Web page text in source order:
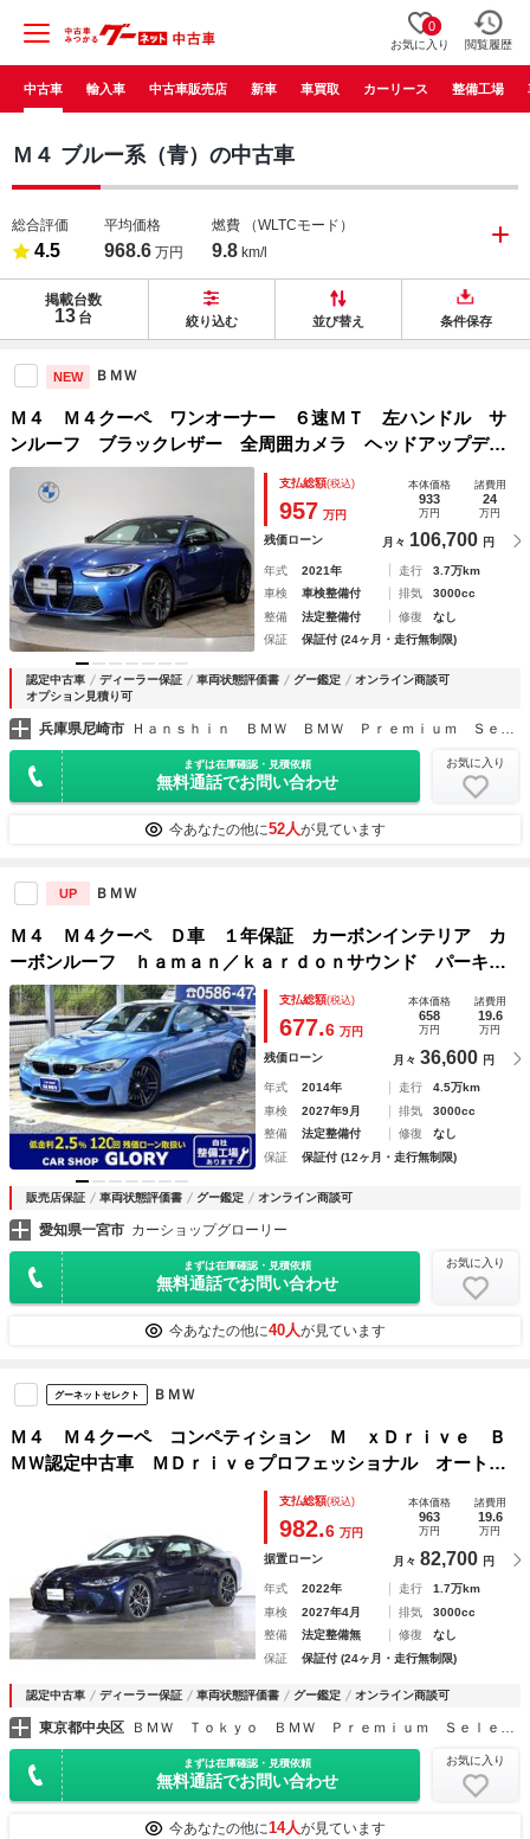
0
お気に入り 閲覧履歴
中古車 輸入車 中古車販売店 新車 車買取 カーリース 整備工場
Ｍ４ ブルー系（青）の中古車
総合評価
4.5
平均価格
968.6 万円
燃費 （WLTCモード）
9.8 km/l
掲載台数
13 台 絞り込む 並び替え 条件保存
NEW ＢＭＷ
Ｍ４ Ｍ４クーペ ワンオーナー ６速ＭＴ 左ハンドル サ
ンルーフ ブラックレザー 全周囲カメラ ヘッドアップディ
スプレイ レッドキャリパー シートヒーター クルーズコン
トロール フルセグＴＶ アンビエントライト
支払総額(税込)
957 万円
本体価格
933
万円
諸費用
24
万円
残価ローン 月々 106,700 円
年式 2021年 走行
3.7万km
車検
車検整備付 排気
3000cc
整備
法定整備付 修復
なし
保証
保証付 (24ヶ月・走行無制限)
認定中古車 ディーラー保証 車両状態評価書 グー鑑定
オンライン商談可
オプション見積り可
兵庫県尼崎市 Ｈａｎｓｈｉｎ ＢＭＷ ＢＭＷ Ｐｒｅｍｉｕｍ Ｓｅｌｅｃｔｉｏｎ 尼崎
まずは在庫確認・見積依頼
無料通話でお問い合わせ
お気に入り
今あなたの他に52人が見ています
UP ＢＭＷ
Ｍ４ Ｍ４クーペ Ｄ車 １年保証 カーボンインテリア カ
ーボンルーフ ｈａｍａｎ／ｋａｒｄｏｎサウンド パーキン
グサポートＰＫＧ レーンチェンジウォーニング リヤウイン
ドローラーブラインド電動 Ｍライトアロイホイール
支払総額(税込)
677.6 万円
本体価格
658
万円
諸費用
19.6
万円
残価ローン 月々 36,600 円
年式 2014年 走行
4.5万km
車検
2027年9月 排気
3000cc
整備
法定整備付 修復
なし
保証
保証付 (12ヶ月・走行無制限)
販売店保証 車両状態評価書 グー鑑定 オンライン商談可
愛知県一宮市 カーショップグローリー
まずは在庫確認・見積依頼
無料通話でお問い合わせ
お気に入り
今あなたの他に40人が見ています
グーネットセレクト ＢＭＷ
Ｍ４ Ｍ４クーペ コンペティション Ｍ ｘＤｒｉｖｅ Ｂ
ＭＷ認定中古車 ＭＤｒｉｖｅプロフェッショナル オートト
ランク アイボリーホワイトレザー ベンチレーションシー
支払総額(税込)
982.6 万円
本体価格
963
万円
諸費用
19.6
万円
据置ローン 月々 82,700 円
年式 2022年 走行
1.7万km
車検
2027年4月 排気
3000cc
整備
法定整備無 修復
なし
保証
保証付 (24ヶ月・走行無制限)
認定中古車 ディーラー保証 車両状態評価書 グー鑑定 オンライン商談可
東京都中央区
まずは在庫確認・見積依頼
無料通話でお問い合わせ
お気に入り
今あなたの他に14人が見ています